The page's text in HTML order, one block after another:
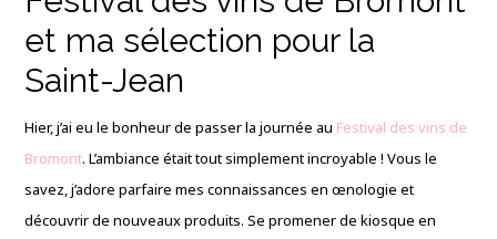
et ma sélection pour la
Saint-Jean
Hier, j’ai eu le bonheur de passer la journée au Festival des vins de
Bromont. L’ambiance était tout simplement incroyable ! Vous le
savez, j’adore parfaire mes connaissances en œnologie et
découvrir de nouveaux produits. Se promener de kiosque en